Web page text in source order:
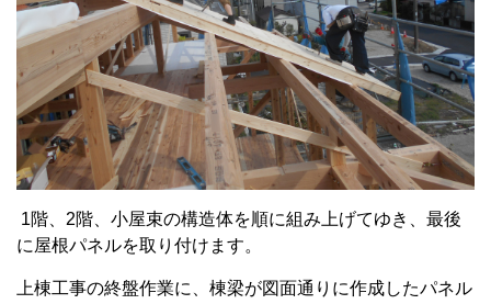
1階、2階、小屋束の構造体を順に組み上げてゆき、最後
に屋根パネルを取り付けます。
上棟工事の終盤作業に、棟梁が図面通りに作成したパネル